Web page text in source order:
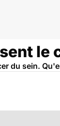
le
du sein.